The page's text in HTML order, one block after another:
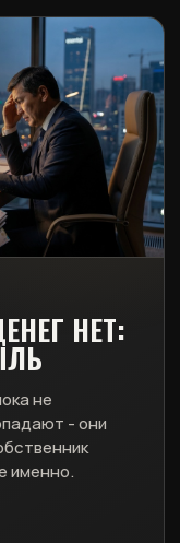
НЕТ:
не
- они
именно.